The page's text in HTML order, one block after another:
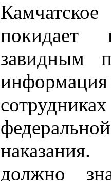
завидным
должно